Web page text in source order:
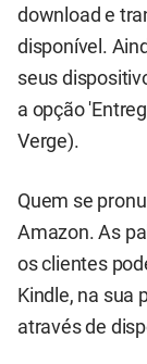
download e
disponível.
seus
a opção
Verge).
Quem se
Amazon. As
os clientes
Kindle, na sua
através de